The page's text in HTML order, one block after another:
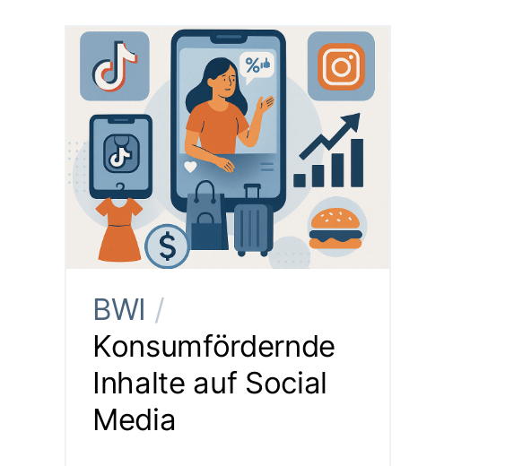
BWI /
Konsumfördernde
Inhalte auf Social
Media